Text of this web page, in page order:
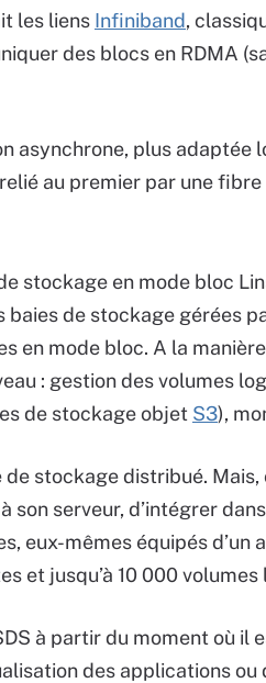
les liens Infiniband,
des blocs en RDMA
asynchrone, plus adaptée
au premier par une fibre
stockage en mode bloc
de stockage gérées
en mode bloc. A la
: gestion des volumes
de stockage objet S3),
stockage distribué. Mais,
serveur, d’intégrer
eux-mêmes équipés d’un
et jusqu’à 10 000 volumes
à partir du moment où il
des applications ou